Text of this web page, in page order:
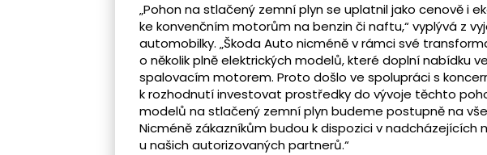
„Pohon na stlačený zemní plyn se uplatnil jako cenově i
ke konvenčním motorům na benzin či naftu,“ vyplývá z
automobilky. „Škoda Auto nicméně v rámci své
o několik plně elektrických modelů, které doplní nabídku
spalovacím motorem. Proto došlo ve spolupráci s
k rozhodnutí investovat prostředky do vývoje těchto
modelů na stlačený zemní plyn budeme postupně na
Nicméně zákazníkům budou k dispozici v nadcházejících
u našich autorizovaných partnerů.“